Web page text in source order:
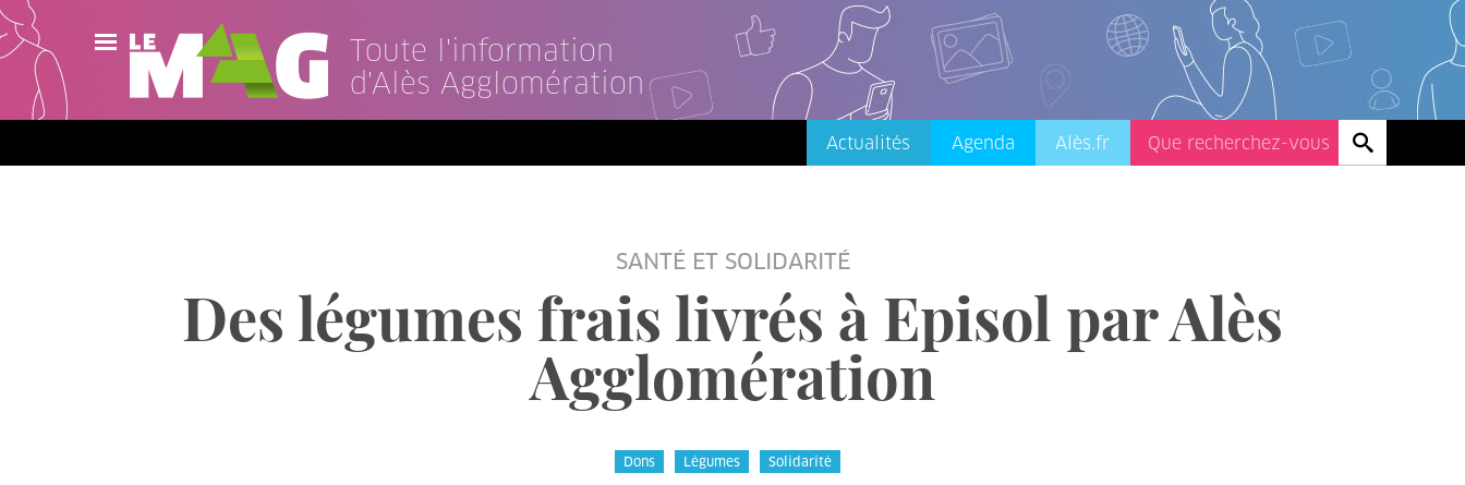
Toute l'information
d'Alès Agglomération
Actualités
Agenda
Actualités Agenda Alès.fr
SANTÉ ET SOLIDARITÉ
Des légumes frais livrés à Episol par Alès
Agglomération
Dons Légumes Solidarité